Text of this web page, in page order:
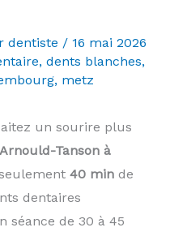
dentiste / 16 mai 2026
, dents blanches,
, metz
un sourire plus
Arnould-Tanson à
40 min de
dentaires
séance de 30 à 45